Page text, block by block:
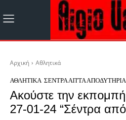
Αρχική Αθλητικά
ΑΘΛΗΤΙΚΆ ΣΈΝΤΡΑ ΑΠ'ΤΑ ΑΠΟΔΥΤΉΡΙΑ
Ακούστε την
27-01-24 “Σέντρα